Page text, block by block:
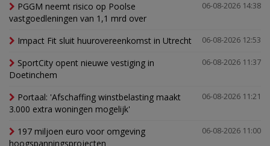
06-08-2026 14:38
PGGM neemt risico op Poolse
vastgoedleningen van 1,1 mrd over
06-08-2026 12:53
Impact Fit sluit huurovereenkomst in Utrecht
06-08-2026 11:37
SportCity opent nieuwe vestiging in
Doetinchem
06-08-2026 11:21
Portaal: 'Afschaffing winstbelasting maakt
3.000 extra woningen mogelijk'
06-08-2026 11:00
197 miljoen euro voor omgeving
hoogspanningsprojecten